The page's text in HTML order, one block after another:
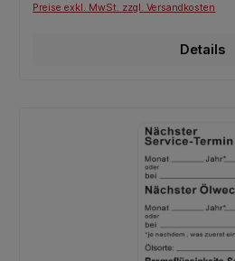
Preise exkl. MwSt. zzgl. Versandkosten
Details